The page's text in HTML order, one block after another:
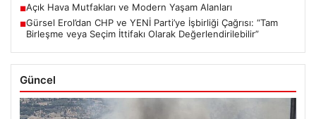
■Açık Hava Mutfakları ve Modern Yaşam Alanları
■Gürsel Erol’dan CHP ve YENİ Parti’ye İşbirliği Çağrısı: “Tam
Birleşme veya Seçim İttifakı Olarak Değerlendirilebilir”
Güncel